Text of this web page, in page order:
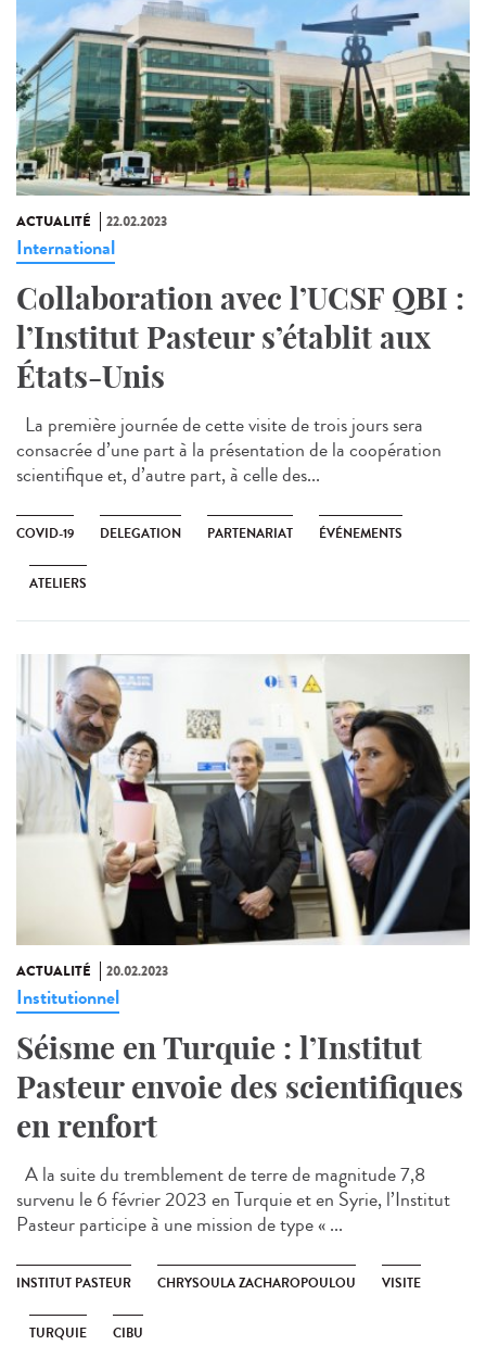
ACTUALITÉ 22.02.2023
International
Collaboration avec l’UCSF QBI :
l’Institut Pasteur s’établit aux
États-Unis
La première journée de cette visite de trois jours sera
consacrée d’une part à la présentation de la coopération
scientifique et, d’autre part, à celle des...
COVID-19 DELEGATION PARTENARIAT ÉVÉNEMENTS
ATELIERS
ACTUALITÉ 20.02.2023
Institutionnel
Séisme en Turquie : l’Institut
Pasteur envoie des scientifiques
en renfort
A la suite du tremblement de terre de magnitude 7,8
survenu le 6 février 2023 en Turquie et en Syrie, l’Institut
Pasteur participe à une mission de type « ...
INSTITUT PASTEUR CHRYSOULA ZACHAROPOULOU VISITE
TURQUIE CIBU